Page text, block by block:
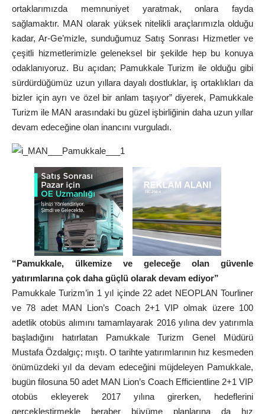
ortaklarımızda memnuniyet yaratmak, onlara fayda
sağlamaktır. MAN olarak yüksek nitelikli araçlarımızla olduğu
kadar, Ar-Ge’mizle, sunduğumuz Satış Sonrası Hizmetler ve
çeşitli hizmetlerimizle geleneksel bir şekilde hep bu konuya
odaklanıyoruz. Bu açıdan; Pamukkale Turizm ile olduğu gibi
sürdürdüğümüz uzun yıllara dayalı dostluklar, iş ortaklıkları da
bizler için ayrı ve özel bir anlam taşıyor” diyerek, Pamukkale
Turizm ile MAN arasındaki bu güzel işbirliğinin daha uzun yıllar
devam edeceğine olan inancını vurguladı.
“Pamukkale, ülkemize ve geleceğe olan güvenle
yatırımlarına çok daha güçlü olarak devam ediyor”
Pamukkale Turizm’in 1 yıl içinde 22 adet NEOPLAN Tourliner
ve 78 adet MAN Lion’s Coach 2+1 VIP olmak üzere 100
adetlik otobüs alımını tamamlayarak 2016 yılına dev yatırımla
başladığını hatırlatan Pamukkale Turizm Genel Müdürü
Mustafa Özdalgıç; mıştı. O tarihte yatırımlarının hız kesmeden
önümüzdeki yıl da devam edeceğini müjdeleyen Pamukkale,
bugün filosuna 50 adet MAN Lion’s Coach Efficientline 2+1 VIP
otobüs ekleyerek 2017 yılına girerken, hedeflerini
gerçekleştirmekle beraber büyüme planlarına da hız